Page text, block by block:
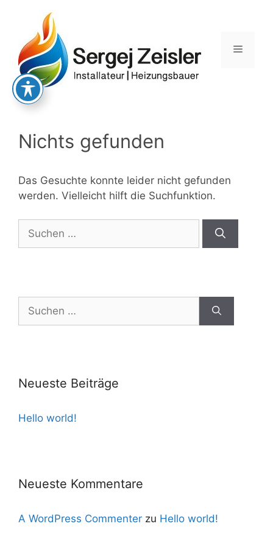
springen
Menü
Nichts gefunden
Das Gesuchte konnte leider nicht gefunden
werden. Vielleicht hilft die Suchfunktion.
nach:
nach:
Neueste Beiträge
Hello world!
Neueste Kommentare
A WordPress Commenter zu Hello world!